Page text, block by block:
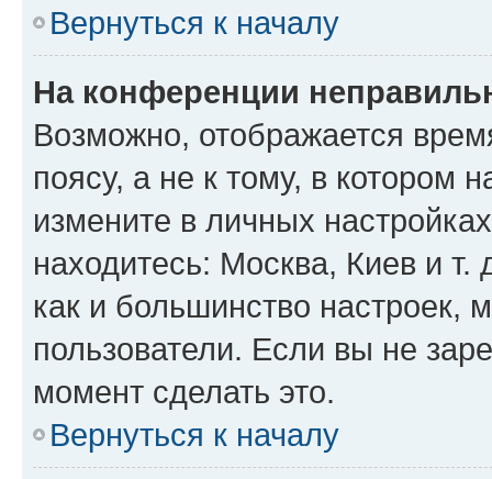
Вернуться к началу
На конференции
Возможно, отображается
поясу, а не к тому, в котором
измените в личных
находитесь: Москва, Киев и т.
как и большинство настроек,
пользователи. Если вы не
момент сделать это.
Вернуться к началу